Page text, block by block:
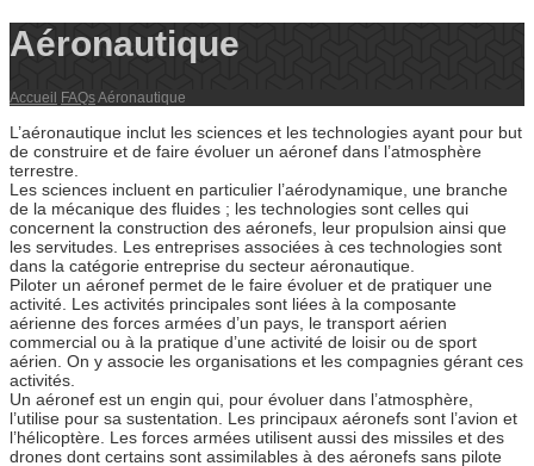
Aéronautique
Accueil FAQsAéronautique
L’aéronautique inclut les sciences et les technologies ayant pour but
de construire et de faire évoluer un aéronef dans l’atmosphère
terrestre.
Les sciences incluent en particulier l’aérodynamique, une branche
de la mécanique des fluides ; les technologies sont celles qui
concernent la construction des aéronefs, leur propulsion ainsi que
les servitudes. Les entreprises associées à ces technologies sont
dans la catégorie entreprise du secteur aéronautique.
Piloter un aéronef permet de le faire évoluer et de pratiquer une
activité. Les activités principales sont liées à la composante
aérienne des forces armées d’un pays, le transport aérien
commercial ou à la pratique d’une activité de loisir ou de sport
aérien. On y associe les organisations et les compagnies gérant ces
activités.
Un aéronef est un engin qui, pour évoluer dans l’atmosphère,
l’utilise pour sa sustentation. Les principaux aéronefs sont l’avion et
l’hélicoptère. Les forces armées utilisent aussi des missiles et des
drones dont certains sont assimilables à des aéronefs sans pilote